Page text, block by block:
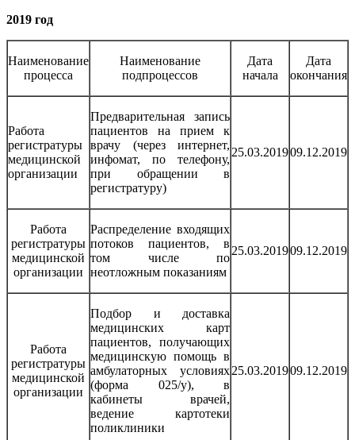
2019 год
Наименование
процесса
Наименование
подпроцессов
Дата
начала
Дата
окончания
Работа
регистратуры
медицинской
организации
Предварительная запись
пациентов на прием к
врачу (через интернет,
инфомат, по телефону,
при обращении в
регистратуру)
25.03.201909.12.2019
Работа
регистратуры
медицинской
организации
Распределение входящих
потоков пациентов, в
том числе по
неотложным показаниям
25.03.201909.12.2019
Работа
регистратуры
медицинской
организации
Подбор и доставка
медицинских карт
пациентов, получающих
медицинскую помощь в
амбулаторных условиях
(форма 025/у), в
кабинеты врачей,
ведение картотеки
поликлиники
25.03.201909.12.2019